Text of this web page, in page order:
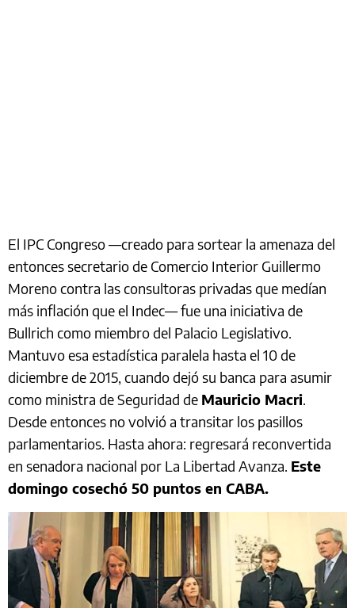
El IPC Congreso —creado para sortear la amenaza del
entonces secretario de Comercio Interior Guillermo
Moreno contra las consultoras privadas que medían
más inflación que el Indec— fue una iniciativa de
Bullrich como miembro del Palacio Legislativo.
Mantuvo esa estadística paralela hasta el 10 de
diciembre de 2015, cuando dejó su banca para asumir
como ministra de Seguridad de Mauricio Macri.
Desde entonces no volvió a transitar los pasillos
parlamentarios. Hasta ahora: regresará reconvertida
en senadora nacional por La Libertad Avanza. Este
domingo cosechó 50 puntos en CABA.